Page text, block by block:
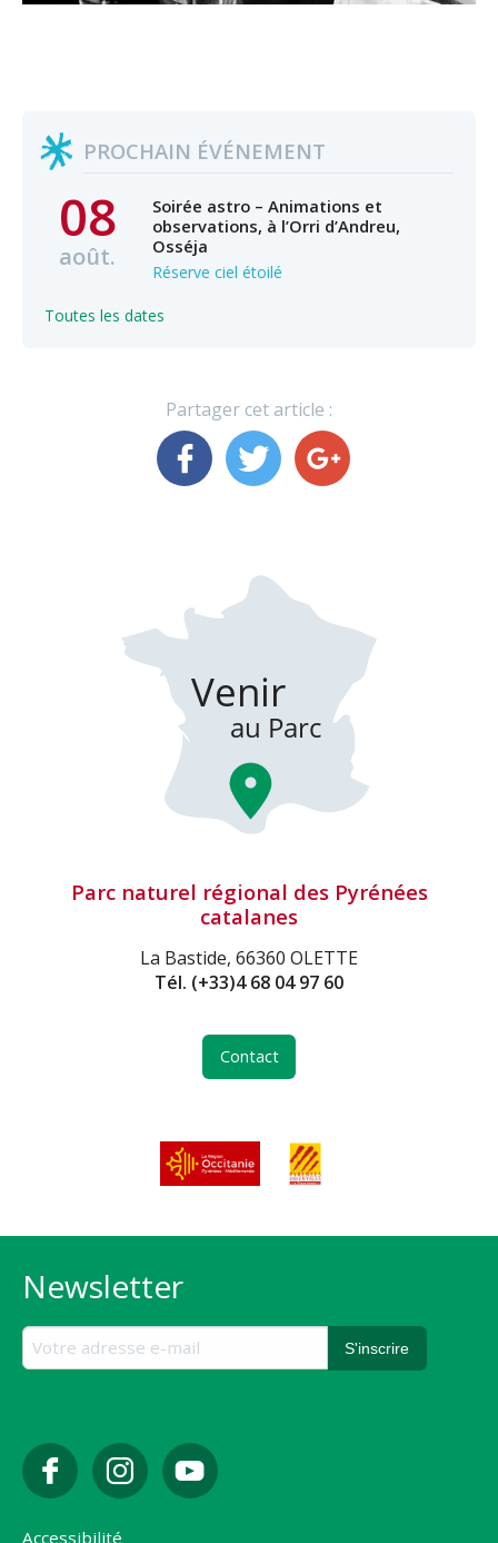
PROCHAIN ÉVÉNEMENT
08
août.
Soirée astro – Animations et
observations, à l’Orri d’Andreu,
Osséja
Réserve ciel étoilé
Toutes les dates
Partager cet article :
Parc naturel régional des Pyrénées
catalanes
La Bastide, 66360 OLETTE
Tél. (+33)4 68 04 97 60
Contact
Newsletter
Accessibilité